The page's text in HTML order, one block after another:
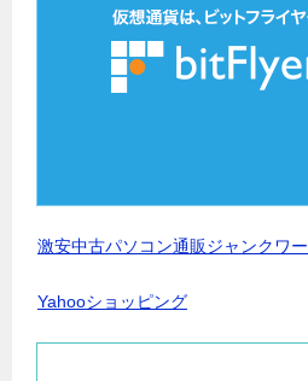
激安中古パソコン通販ジャンクワ
Yahooショッピング